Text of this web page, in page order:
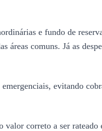
e fundo de
comuns. Já as
evitando
valor correto a ser